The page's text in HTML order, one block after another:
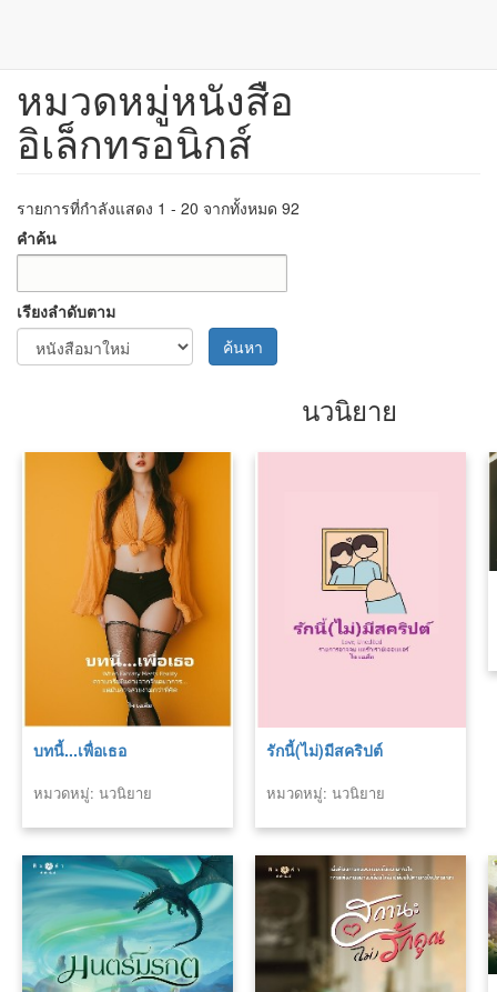
เนื้อหา
หมวดหมู่หนังสือ
อิเล็กทรอนิกส์
รายการที่กำลังแสดง 1 - 20 จากทั้งหมด 92
คำค้น
เรียงลำดับตาม
ค้นหา
นวนิยาย
บทนี้...เพื่อเธอ
หมวดหมู่: นวนิยาย
รักนี้(ไม่)มีสคริปต์
หมวดหมู่: นวนิยาย